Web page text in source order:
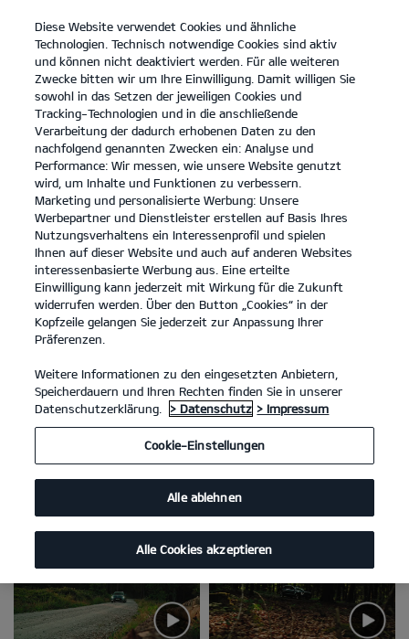
open
menu
KONTAKT
Galerie
... ... GALERIE
Kia Niro Plug-in Hybrid 1.6 GDI Plug-in Hybrid
(Benzin/Strom/Automatik); 132,4 kW (180 PS):
Kraftstoffverbrauch gewichtet kombiniert 2,7 l/100 km;
Stromverbrauch gewichtet kombiniert 8,3 kWh/100 km; CO₂-
Emissionen gewichtet kombiniert 61 g/km. CO₂-Klasse B.
Kraftstoffverbrauch bei entladener Batterie kombiniert 5,1
l/100 km. CO₂-Klasse bei entladener Batterie D.
Die Abbildungen zeigen Sonderausstattung.
Kia Niro Galerie
Diese Website verwendet Cookies und ähnliche
Technologien. Technisch notwendige Cookies sind aktiv
und können nicht deaktiviert werden. Für alle weiteren
Zwecke bitten wir um Ihre Einwilligung. Damit willigen Sie
sowohl in das Setzen der jeweiligen Cookies und
Tracking-Technologien und in die anschließende
Verarbeitung der dadurch erhobenen Daten zu den
nachfolgend genannten Zwecken ein: Analyse und
Performance: Wir messen, wie unsere Website genutzt
wird, um Inhalte und Funktionen zu verbessern.
Marketing und personalisierte Werbung: Unsere
Werbepartner und Dienstleister erstellen auf Basis Ihres
Nutzungsverhaltens ein Interessenprofil und spielen
Ihnen auf dieser Website und auch auf anderen Websites
interessenbasierte Werbung aus. Eine erteilte
Einwilligung kann jederzeit mit Wirkung für die Zukunft
widerrufen werden. Über den Button „Cookies“ in der
Kopfzeile gelangen Sie jederzeit zur Anpassung Ihrer
Präferenzen.
Weitere Informationen zu den eingesetzten Anbietern,
Speicherdauern und Ihren Rechten finden Sie in unserer
Datenschutzerklärung.
> Datenschutz > Impressum
Cookie-Einstellungen
Alle ablehnen
Alle Cookies akzeptieren